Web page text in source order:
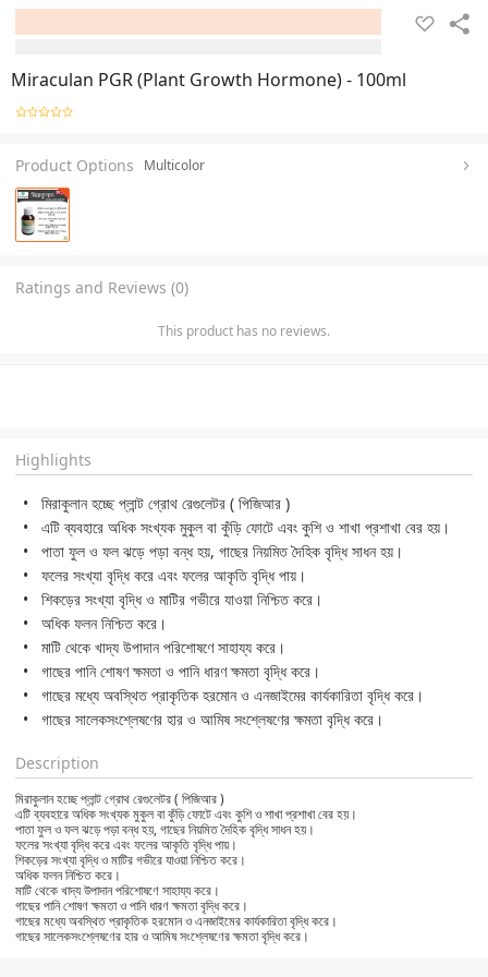
Miraculan PGR (Plant Growth Hormone) - 100ml
Product Options Multicolor
Ratings and Reviews (0)
This product has no reviews.
Highlights
মিরাকুলান হচ্ছে প্লান্ট গ্রোথ রেগুলেটর ( পিজিআর )
এটি ব্যবহারে অধিক সংখ্যক মুকুল বা কুঁড়ি ফোটে এবং কুশি ও শাখা প্রশাখা বের হয়।
পাতা ফুল ও ফল ঝড়ে পড়া বন্ধ হয়, গাছের নিয়মিত দৈহিক বৃদ্ধি সাধন হয়।
ফলের সংখ্যা বৃদ্ধি করে এবং ফলের আকৃতি বৃদ্ধি পায়।
শিকড়ের সংখ্যা বৃদ্ধি ও মাটির গভীরে যাওয়া নিশ্চিত করে।
অধিক ফলন নিশ্চিত করে।
মাটি থেকে খাদ্য উপাদান পরিশোষণে সাহায্য করে।
গাছের পানি শোষণ ক্ষমতা ও পানি ধারণ ক্ষমতা বৃদ্ধি করে।
গাছের মধ্যে অবস্থিত প্রাকৃতিক হরমোন ও এনজাইমের কার্যকারিতা বৃদ্ধি করে।
গাছের সালেকসংশ্লেষণের হার ও আমিষ সংশ্লেষণের ক্ষমতা বৃদ্ধি করে।
Description
মিরাকুলান হচ্ছে প্লান্ট গ্রোথ রেগুলেটর ( পিজিআর )
এটি ব্যবহারে অধিক সংখ্যক মুকুল বা কুঁড়ি ফোটে এবং কুশি ও শাখা প্রশাখা বের হয়।
পাতা ফুল ও ফল ঝড়ে পড়া বন্ধ হয়, গাছের নিয়মিত দৈহিক বৃদ্ধি সাধন হয়।
ফলের সংখ্যা বৃদ্ধি করে এবং ফলের আকৃতি বৃদ্ধি পায়।
শিকড়ের সংখ্যা বৃদ্ধি ও মাটির গভীরে যাওয়া নিশ্চিত করে।
অধিক ফলন নিশ্চিত করে।
মাটি থেকে খাদ্য উপাদান পরিশোষণে সাহায্য করে।
গাছের পানি শোষণ ক্ষমতা ও পানি ধারণ ক্ষমতা বৃদ্ধি করে।
গাছের মধ্যে অবস্থিত প্রাকৃতিক হরমোন ও এনজাইমের কার্যকারিতা বৃদ্ধি করে।
গাছের সালেকসংশ্লেষণের হার ও আমিষ সংশ্লেষণের ক্ষমতা বৃদ্ধি করে।